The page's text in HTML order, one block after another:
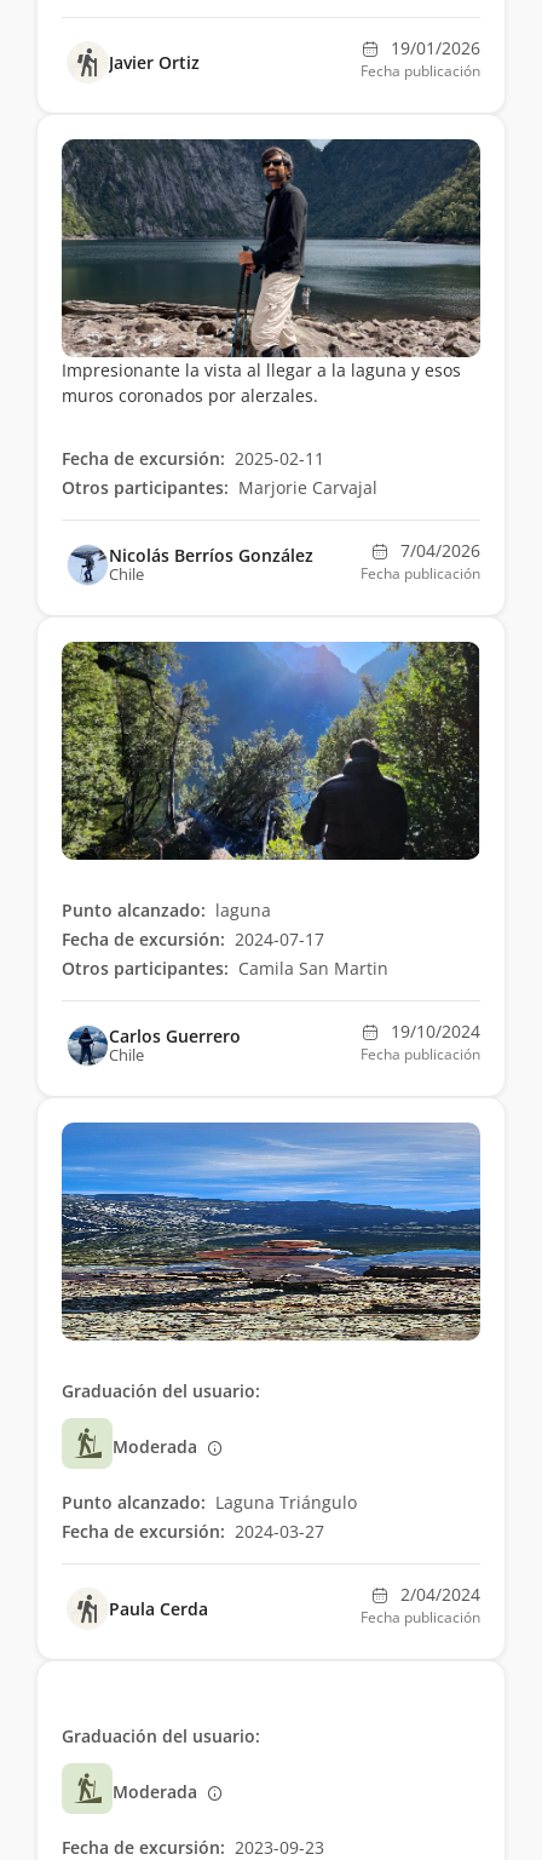
Javier Ortiz
19/01/2026
Fecha publicación
Impresionante la vista al llegar a la laguna y esos
muros coronados por alerzales.
Fecha de excursión: 2025-02-11
Otros participantes: Marjorie Carvajal
Nicolás Berríos González
Chile
7/04/2026
Fecha publicación
Punto alcanzado: laguna
Fecha de excursión: 2024-07-17
Otros participantes: Camila San Martin
Carlos Guerrero
Chile
19/10/2024
Fecha publicación
Graduación del usuario:
Moderada
Punto alcanzado: Laguna Triángulo
Fecha de excursión: 2024-03-27
Paula Cerda
2/04/2024
Fecha publicación
Graduación del usuario:
Moderada
Fecha de excursión: 2023-09-23